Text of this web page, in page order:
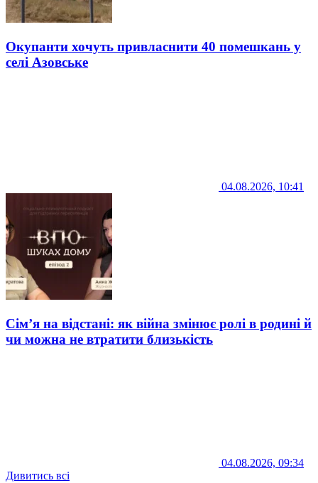
Окупанти хочуть привласнити 40 помешкань у
селі Азовське
04.08.2026, 10:41
Сім’я на відстані: як війна змінює ролі в родині й
чи можна не втратити близькість
04.08.2026, 09:34
Дивитись всі